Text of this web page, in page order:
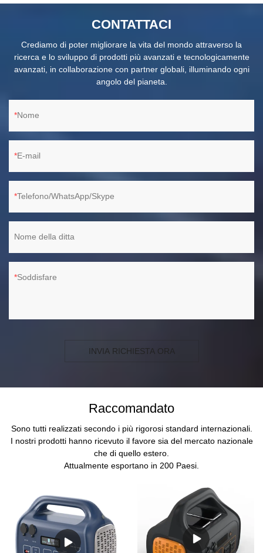
CONTATTACI
Crediamo di poter migliorare la vita del mondo attraverso la
ricerca e lo sviluppo di prodotti più avanzati e tecnologicamente
avanzati, in collaborazione con partner globali, illuminando ogni
angolo del pianeta.
Nome
E-mail
Telefono/WhatsApp/Skype
Nome della ditta
Soddisfare
INVIA RICHIESTA ORA
Raccomandato
Sono tutti realizzati secondo i più rigorosi standard internazionali.
I nostri prodotti hanno ricevuto il favore sia del mercato nazionale
che di quello estero.
Attualmente esportano in 200 Paesi.